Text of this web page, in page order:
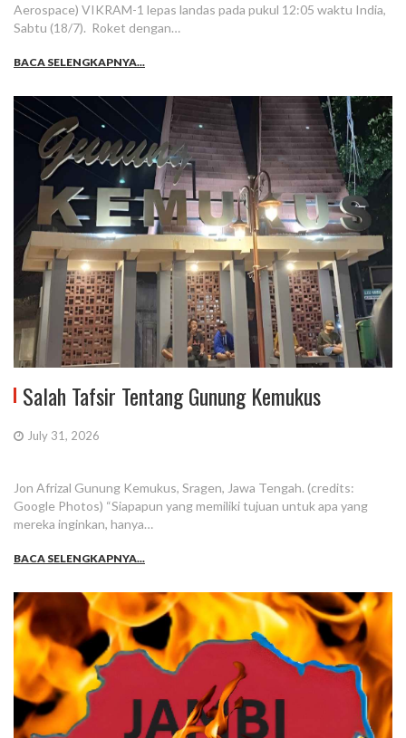
Aerospace) VIKRAM-1 lepas landas pada pukul 12:05 waktu India,
Sabtu (18/7). Roket dengan…
BACA SELENGKAPNYA...
Salah Tafsir Tentang Gunung Kemukus
July 31, 2026
Jon Afrizal Gunung Kemukus, Sragen, Jawa Tengah. (credits:
Google Photos) “Siapapun yang memiliki tujuan untuk apa yang
mereka inginkan, hanya…
BACA SELENGKAPNYA...